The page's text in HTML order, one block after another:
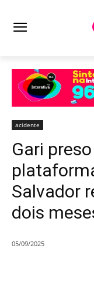
acidente
Gari
Salvador
dois
05/09/2025